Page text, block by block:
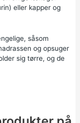
eller kapper og
såsom
og opsuger
sig tørre, og de